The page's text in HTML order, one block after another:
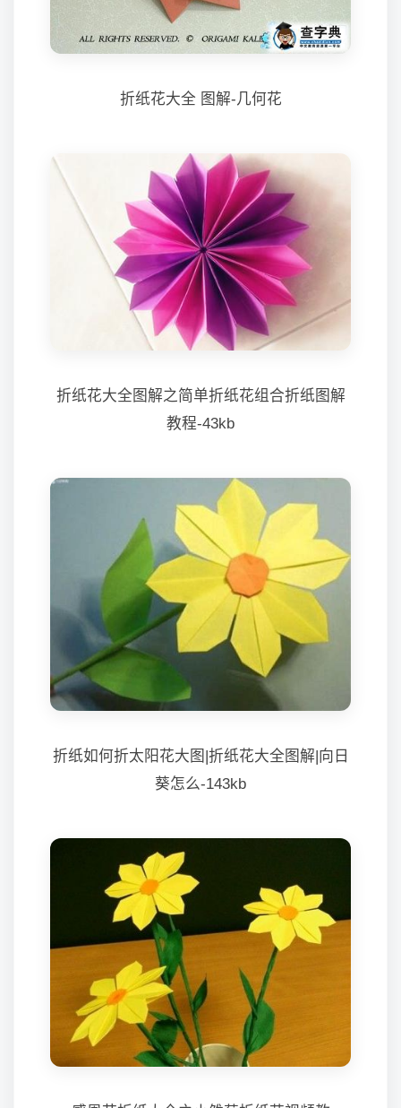
折纸花大全 图解-几何花
折纸花大全图解之简单折纸花组合折纸图解
教程-43kb
折纸如何折太阳花大图|折纸花大全图解|向日
葵怎么-143kb